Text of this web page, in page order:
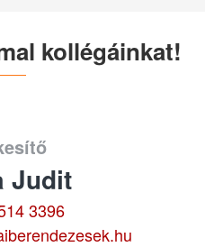
kollégáinkat!
Judit
3396